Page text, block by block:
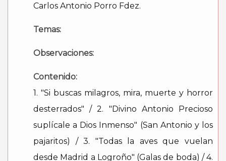
Carlos Antonio Porro Fdez.
Temas:
Observaciones:
Contenido:
1. "Si buscas milagros, mira, muerte y horror
desterrados" / 2. "Divino Antonio Precioso
suplícale a Dios Inmenso" (San Antonio y los
pajaritos) / 3. "Todas la aves que vuelan
desde Madrid a Logroño" (Galas de boda) / 4.